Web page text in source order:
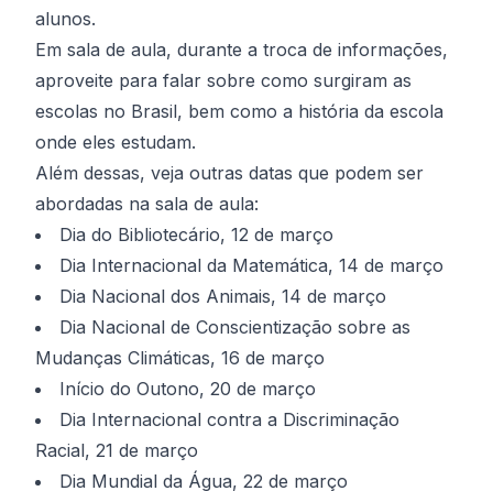
alunos.
Em sala de aula, durante a troca de informações,
aproveite para falar sobre como surgiram as
escolas no Brasil, bem como a história da escola
onde eles estudam.
Além dessas, veja outras datas que podem ser
abordadas na sala de aula:
Dia do Bibliotecário, 12 de março
Dia Internacional da Matemática, 14 de março
Dia Nacional dos Animais, 14 de março
Dia Nacional de Conscientização sobre as
Mudanças Climáticas, 16 de março
Início do Outono, 20 de março
Dia Internacional contra a Discriminação
Racial, 21 de março
Dia Mundial da Água, 22 de março